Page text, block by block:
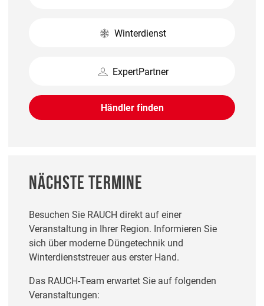
Winterdienst
ExpertPartner
Händler finden
NÄCHSTE TERMINE
Besuchen Sie RAUCH direkt auf einer
Veranstaltung in Ihrer Region. Informieren Sie
sich über moderne Düngetechnik und
Winterdienststreuer aus erster Hand.
Das RAUCH-Team erwartet Sie auf folgenden
Veranstaltungen: